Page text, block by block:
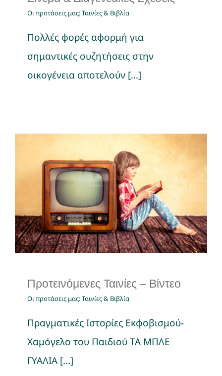
Οι προτάσεις μας: Ταινίες & Βιβλία
Πολλές φορές αφορμή για
σημαντικές συζητήσεις στην
οικογένεια αποτελούν [...]
Προτεινόμενες Ταινίες –
Βίντεο
Οι προτάσεις μας: Ταινίες & Βιβλία
Προτεινόμενες Ταινίες – Βίντεο
Οι προτάσεις μας: Ταινίες & Βιβλία
Πραγματικές Ιστορίες Εκφοβισμού-
Χαμόγελο του Παιδιού ΤΑ ΜΠΛΕ
ΓΥΑΛΙΑ [...]